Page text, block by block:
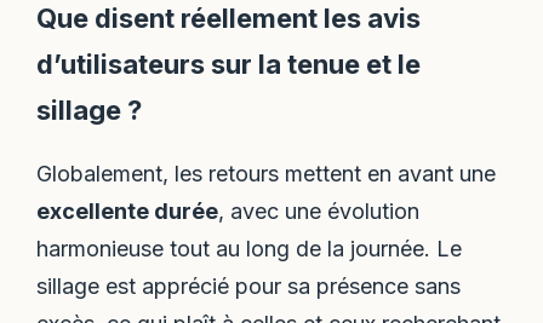
Que disent réellement les avis
d’utilisateurs sur la tenue et le
sillage ?
Globalement, les retours mettent en avant une
excellente durée, avec une évolution
harmonieuse tout au long de la journée. Le
sillage est apprécié pour sa présence sans